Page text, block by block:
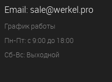
Email: sale@werkel.pro
График работы
Пн-Пт: с 9:00 до 18:00
Сб-Вс: Выходной